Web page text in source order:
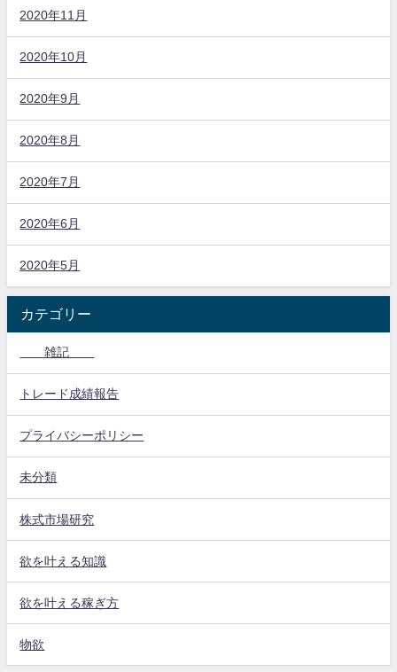
2020年11月
2020年10月
2020年9月
2020年8月
2020年7月
2020年6月
2020年5月
カテゴリー
雑記
トレード成績報告
プライバシーポリシー
未分類
株式市場研究
欲を叶える知識
欲を叶える稼ぎ方
物欲